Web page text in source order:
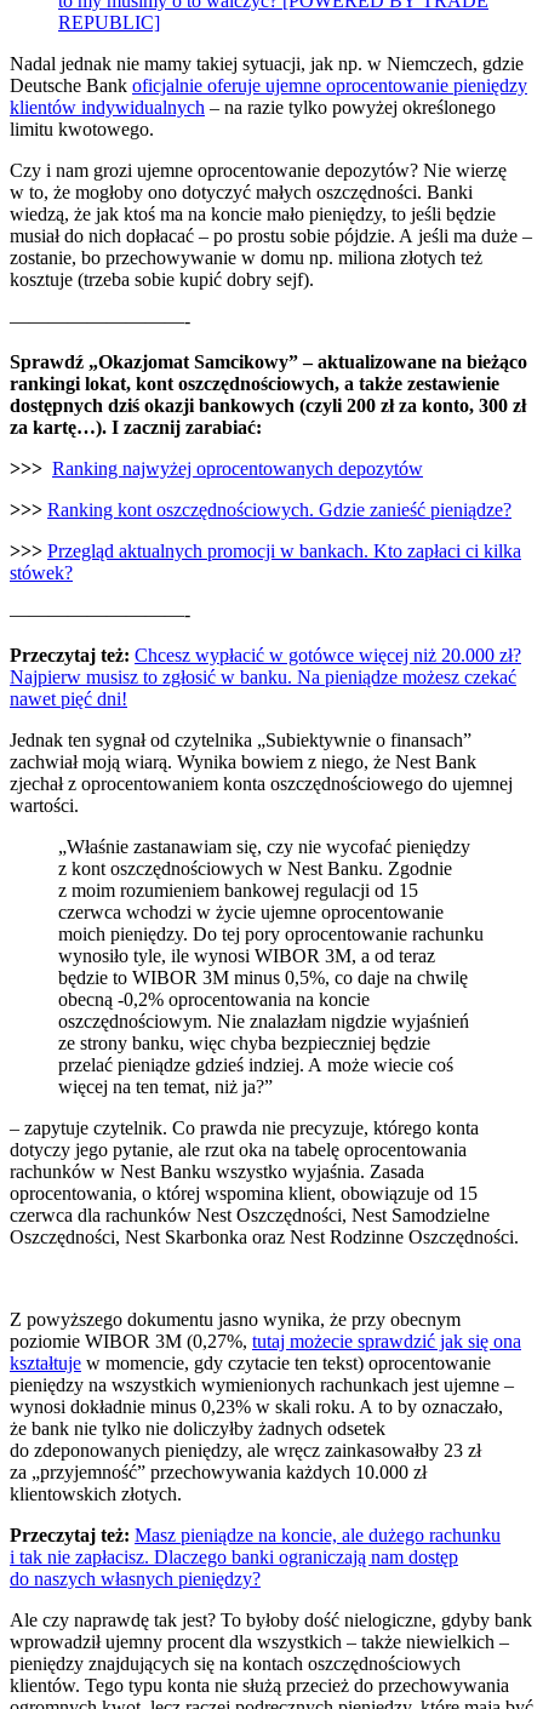
REPUBLIC]
Nadal jednak nie mamy takiej sytuacji, jak np. w Niemczech, gdzie
Deutsche Bank oficjalnie oferuje ujemne oprocentowanie pieniędzy
klientów indywidualnych – na razie tylko powyżej określonego
limitu kwotowego.
Czy i nam grozi ujemne oprocentowanie depozytów? Nie wierzę
w to, że mogłoby ono dotyczyć małych oszczędności. Banki
wiedzą, że jak ktoś ma na koncie mało pieniędzy, to jeśli będzie
musiał do nich dopłacać – po prostu sobie pójdzie. A jeśli ma duże –
zostanie, bo przechowywanie w domu np. miliona złotych też
kosztuje (trzeba sobie kupić dobry sejf).
—————————-
Sprawdź „Okazjomat Samcikowy” – aktualizowane na bieżąco
rankingi lokat, kont oszczędnościowych, a także zestawienie
dostępnych dziś okazji bankowych (czyli 200 zł za konto, 300 zł
za kartę…). I zacznij zarabiać:
>>> Ranking najwyżej oprocentowanych depozytów
>>> Ranking kont oszczędnościowych. Gdzie zanieść pieniądze?
>>> Przegląd aktualnych promocji w bankach. Kto zapłaci ci kilka
stówek?
—————————-
Przeczytaj też: Chcesz wypłacić w gotówce więcej niż 20.000 zł?
Najpierw musisz to zgłosić w banku. Na pieniądze możesz czekać
nawet pięć dni!
Jednak ten sygnał od czytelnika „Subiektywnie o finansach”
zachwiał moją wiarą. Wynika bowiem z niego, że Nest Bank
zjechał z oprocentowaniem konta oszczędnościowego do ujemnej
wartości.
„Właśnie zastanawiam się, czy nie wycofać pieniędzy
z kont oszczędnościowych w Nest Banku. Zgodnie
z moim rozumieniem bankowej regulacji od 15
czerwca wchodzi w życie ujemne oprocentowanie
moich pieniędzy. Do tej pory oprocentowanie rachunku
wynosiło tyle, ile wynosi WIBOR 3M, a od teraz
będzie to WIBOR 3M minus 0,5%, co daje na chwilę
obecną -0,2% oprocentowania na koncie
oszczędnościowym. Nie znalazłam nigdzie wyjaśnień
ze strony banku, więc chyba bezpieczniej będzie
przelać pieniądze gdzieś indziej. A może wiecie coś
więcej na ten temat, niż ja?”
– zapytuje czytelnik. Co prawda nie precyzuje, którego konta
dotyczy jego pytanie, ale rzut oka na tabelę oprocentowania
rachunków w Nest Banku wszystko wyjaśnia. Zasada
oprocentowania, o której wspomina klient, obowiązuje od 15
czerwca dla rachunków Nest Oszczędności, Nest Samodzielne
Oszczędności, Nest Skarbonka oraz Nest Rodzinne Oszczędności.
Z powyższego dokumentu jasno wynika, że przy obecnym
poziomie WIBOR 3M (0,27%, tutaj możecie sprawdzić jak się ona
kształtuje w momencie, gdy czytacie ten tekst) oprocentowanie
pieniędzy na wszystkich wymienionych rachunkach jest ujemne –
wynosi dokładnie minus 0,23% w skali roku. A to by oznaczało,
że bank nie tylko nie doliczyłby żadnych odsetek
do zdeponowanych pieniędzy, ale wręcz zainkasowałby 23 zł
za „przyjemność” przechowywania każdych 10.000 zł
klientowskich złotych.
Przeczytaj też: Masz pieniądze na koncie, ale dużego rachunku
i tak nie zapłacisz. Dlaczego banki ograniczają nam dostęp
do naszych własnych pieniędzy?
Ale czy naprawdę tak jest? To byłoby dość nielogiczne, gdyby bank
wprowadził ujemny procent dla wszystkich – także niewielkich –
pieniędzy znajdujących się na kontach oszczędnościowych
klientów. Tego typu konta nie służą przecież do przechowywania